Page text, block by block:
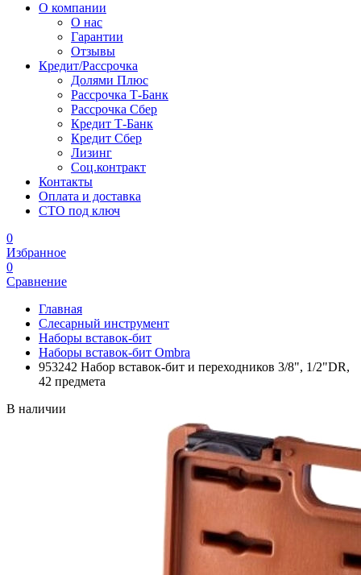
О компании
О нас
Гарантии
Отзывы
Кредит/Рассрочка
Долями Плюс
Рассрочка Т-Банк
Рассрочка Сбер
Кредит Т-Банк
Кредит Сбер
Лизинг
Соц.контракт
Контакты
Оплата и доставка
СТО под ключ
0
Избранное
0
Сравнение
Главная
Слесарный инструмент
Наборы вставок-бит
Наборы вставок-бит Ombra
953242 Набор вставок-бит и переходников 3/8", 1/2"DR,
42 предмета
В наличии